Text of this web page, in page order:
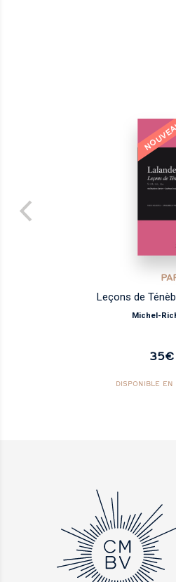
Leçons de
Michel-
35€
DISPONIBLE EN